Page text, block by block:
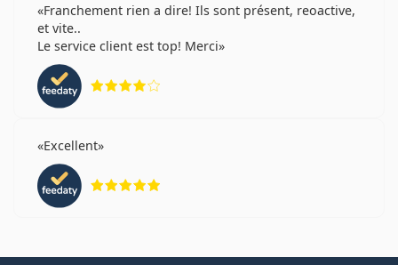
Franchement rien a dire! Ils sont présent, reoactive,
et vite..
Le service client est top! Merci
Excellent